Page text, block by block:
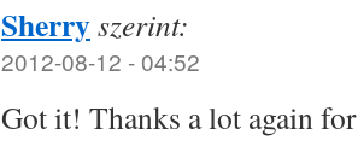
Sherryszerint:
2012-08-12 - 04:52
Got it! Thanks a lot again